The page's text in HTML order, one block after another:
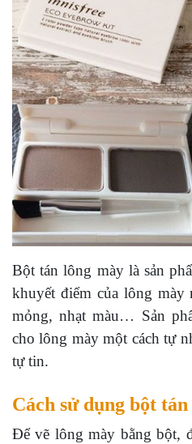
Bột tán lông mày là sản
khuyết điểm của lông
mỏng, nhạt màu… Sản
cho lông mày một cách tự
tự tin.
Cách sử dụng bột
Để vẽ lông mày bằng bột,